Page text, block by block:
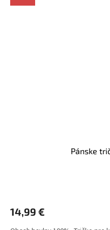
Pánske
14,99 €